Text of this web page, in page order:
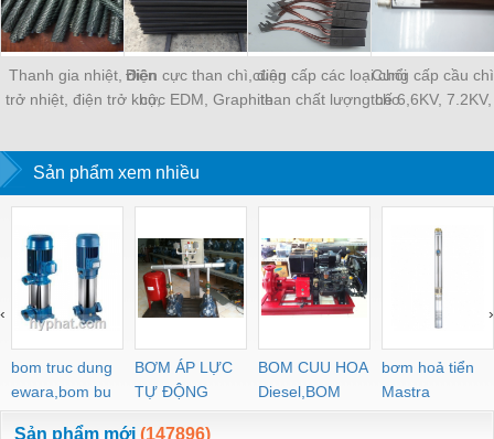
Thanh gia nhiệt, điện
trở nhiệt, điện trở khô,
Điện cực than chì, điện
cực EDM, Graphite
xung , vảy than chì
cung cấp các loại chổi
than chất lượng cho
Cung cấp cầu
thế 6,6KV,
Sản phẩm xem nhiều
bom truc dung
ewara,bom bu
ewara
BƠM ÁP LỰC
TỰ ĐỘNG
BOM CUU HOA
Diesel,BOM
CHUA CHAY
bơm hoả tiển
Mastra
‹ ›
Sản phẩm mới (147896)